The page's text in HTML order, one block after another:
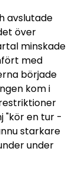
avslutade
över
minskade
med
började
kom i
"kör en tur -
starkare
under